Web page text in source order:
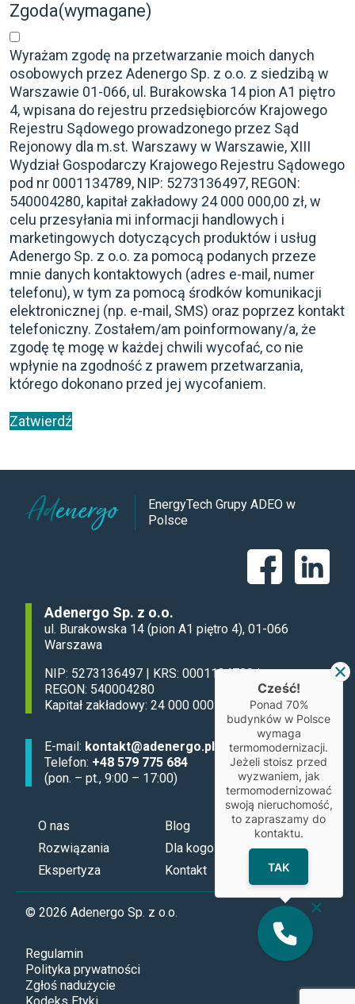
Zgoda(wymagane)
Wyrażam zgodę na przetwarzanie moich danych
osobowych przez Adenergo Sp. z o.o. z siedzibą w
Warszawie 01-066, ul. Burakowska 14 pion A1 piętro
4, wpisana do rejestru przedsiębiorców Krajowego
Rejestru Sądowego prowadzonego przez Sąd
Rejonowy dla m.st. Warszawy w Warszawie, XIII
Wydział Gospodarczy Krajowego Rejestru Sądowego
pod nr 0001134789, NIP: 5273136497, REGON:
540004280, kapitał zakładowy 24 000 000,00 zł, w
celu przesyłania mi informacji handlowych i
marketingowych dotyczących produktów i usług
Adenergo Sp. z o.o. za pomocą podanych przeze
mnie danych kontaktowych (adres e-mail, numer
telefonu), w tym za pomocą środków komunikacji
elektronicznej (np. e-mail, SMS) oraz poprzez kontakt
telefoniczny. Zostałem/am poinformowany/a, że
zgodę tę mogę w każdej chwili wycofać, co nie
wpłynie na zgodność z prawem przetwarzania,
którego dokonano przed jej wycofaniem.
EnergyTech Grupy ADEO w
Polsce
Adenergo Sp. z o.o.
ul. Burakowska 14 (pion A1 piętro 4), 01-066
Warszawa
NIP: 5273136497 | KRS: 0001134789 |
REGON: 540004280
Kapitał zakładowy: 24 000 000 zł
E-mail: kontakt@adenergo.pl
Telefon: +48 579 775 684
(pon. – pt., 9:00 – 17:00)
O nas
Rozwiązania
Ekspertyza
Blog
Dla kogo?
Kontakt
© 2026 Adenergo Sp. z o.o.
Regulamin
Polityka prywatności
Zgłoś nadużycie
Cześć!
Ponad 70%
budynków w Polsce
wymaga
termomodernizacji.
Jeżeli stoisz przed
wyzwaniem, jak
termomodernizować
swoją nieruchomość,
to zapraszamy do
kontaktu.
TAK